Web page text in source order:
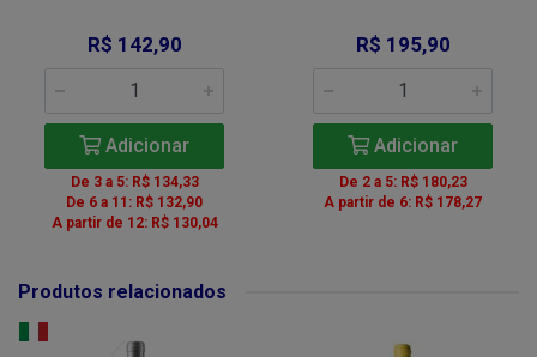
R$ 142,90
Adicionar
De 3 a 5: R$ 134,33
De 6 a 11: R$ 132,90
A partir de 12: R$ 130,04
R$ 195,90
Adicionar
De 2 a 5: R$ 180,23
A partir de 6: R$ 178,27
Produtos relacionados